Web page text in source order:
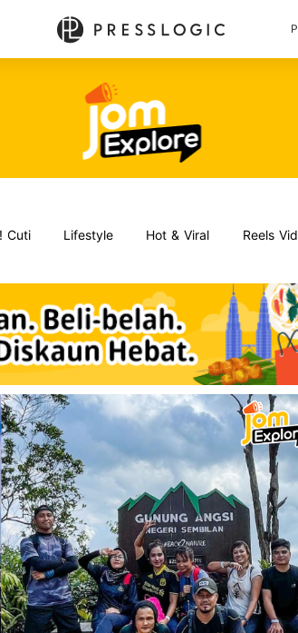
Cuti Lifestyle Hot & Viral Reels